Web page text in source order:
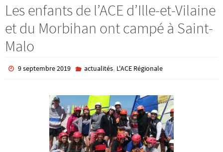
Les enfants de l’ACE d’Ille-et-Vilaine
et du Morbihan ont campé à Saint-
Malo
9 septembre 2019 actualités, L'ACE Régionale